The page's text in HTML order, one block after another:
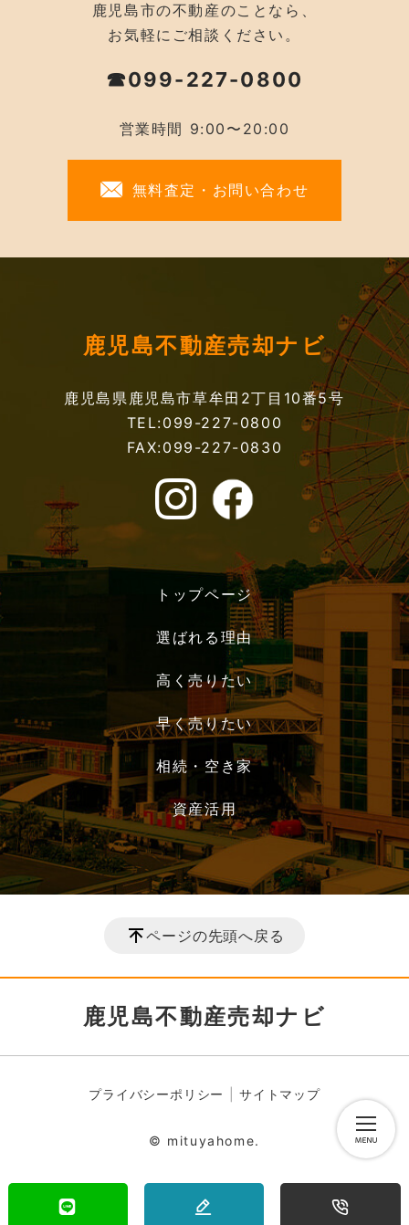
鹿児島市の不動産のことなら、
お気軽にご相談ください。
☎099-227-0800
営業時間 9:00〜20:00
無料査定・お問い合わせ
鹿児島不動産売却ナビ
鹿児島県鹿児島市草牟田2丁目10番5号
TEL:099-227-0800
FAX:099-227-0830
トップページ
選ばれる理由
高く売りたい
早く売りたい
相続・空き家
資産活用
ページの先頭へ戻る
鹿児島不動産売却ナビ
プライバシーポリシー サイトマップ
© mituyahome.